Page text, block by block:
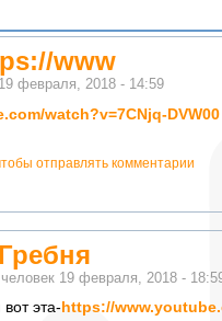
www
19 февраля, 2018 - 14:59
watch?v=7CNjq-DVW00
отправлять комментарии
19 февраля, 2018 -
эта-https://